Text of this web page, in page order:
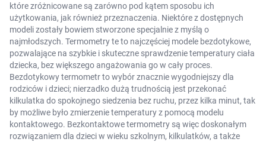
które zróżnicowane są zarówno pod kątem sposobu ich
użytkowania, jak również przeznaczenia. Niektóre z dostępnych
modeli zostały bowiem stworzone specjalnie z myślą o
najmłodszych. Termometry te to najczęściej modele bezdotykowe,
pozwalające na szybkie i skuteczne sprawdzenie temperatury ciała
dziecka, bez większego angażowania go w cały proces.
Bezdotykowy termometr to wybór znacznie wygodniejszy dla
rodziców i dzieci; nierzadko dużą trudnością jest przekonać
kilkulatka do spokojnego siedzenia bez ruchu, przez kilka minut, tak
by możliwe było zmierzenie temperatury z pomocą modelu
kontaktowego. Bezkontaktowe termometry są więc doskonałym
rozwiązaniem dla dzieci w wieku szkolnym, kilkulatków, a także